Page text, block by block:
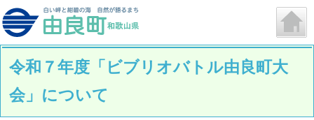
令和７年度「ビブリオバトル由良町大
会」について